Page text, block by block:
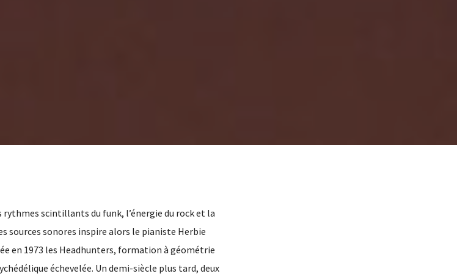
scintillants du funk, l’énergie du rock et la
sources sonores inspire alors le pianiste Herbie
en 1973 les Headhunters, formation à géométrie
échevelée. Un demi-siècle plus tard, deux